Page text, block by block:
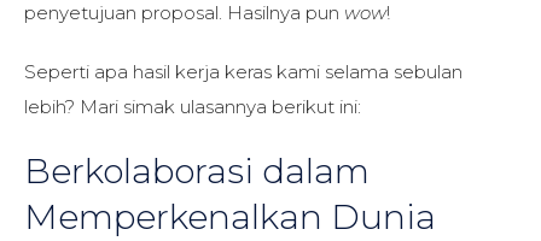
penyetujuan proposal. Hasilnya pun wow!
Seperti apa hasil kerja keras kami selama sebulan
lebih? Mari simak ulasannya berikut ini:
Berkolaborasi dalam
Memperkenalkan Dunia